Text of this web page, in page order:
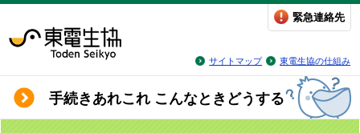
サイトマップ 東電生協の仕組み
緊急連絡先
手続きあれこれ こんなときどうする